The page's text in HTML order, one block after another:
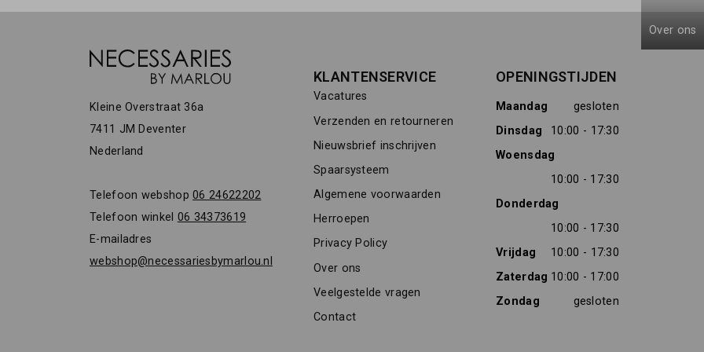
Kleine Overstraat 36a
7411 JM Deventer
Nederland
Telefoon webshop06 24622202
Telefoon winkel 06 34373619
E-mailadres
webshop@necessariesbymarlou.nl
KLANTENSERVICE
Vacatures
Verzenden en retourneren
Nieuwsbrief inschrijven
Spaarsysteem
Algemene voorwaarden
Herroepen
Privacy Policy
Over ons
Veelgestelde vragen
Contact
OPENINGSTIJDEN
Maandag
gesloten
Dinsdag
10:00 - 17:30
Woensdag
10:00 - 17:30
Donderdag
10:00 - 17:30
Vrijdag
10:00 - 17:30
Zaterdag 10:00 - 17:00
Zondag
gesloten
Over ons